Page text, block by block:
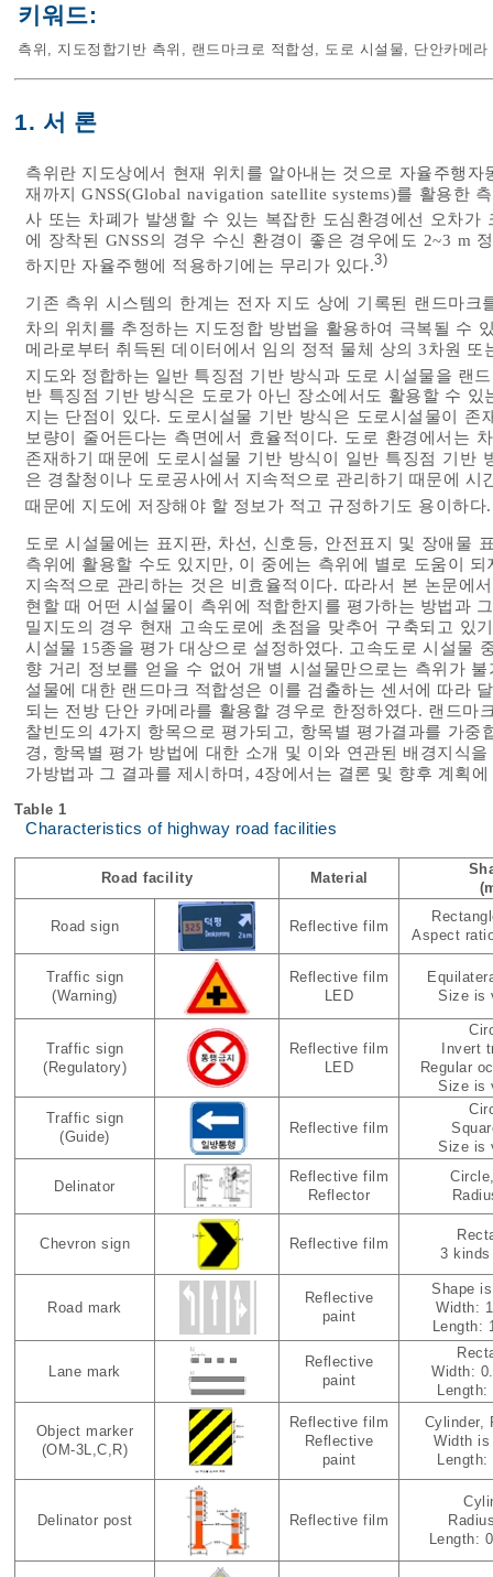
키워드:
측위 , 지도정합기반 측위 , 랜드마크로 적합성 , 도로 시설물, 단안카메라
1. 서 론
측위란 지도상에서 현재 위치를 알아내는 것으로 자율주행
재까지 GNSS(Global navigation satellite systems)를 활용한
사 또는 차폐가 발생할 수 있는 복잡한 도심환경에선 오차가
에 장착된 GNSS의 경우 수신 환경이 좋은 경우에도 2~3 m
하지만 자율주행에 적용하기에는 무리가 있다.3)
기존 측위 시스템의 한계는 전자 지도 상에 기록된 랜드마
차의 위치를 추정하는 지도정합 방법을 활용하여 극복될 수
메라로부터 취득된 데이터에서 임의 정적 물체 상의 3차원
지도와 정합하는 일반 특징점 기반 방식과 도로 시설물을 랜
반 특징점 기반 방식은 도로가 아닌 장소에서도 활용할 수
지는 단점이 있다. 도로시설물 기반 방식은 도로시설물이
보량이 줄어든다는 측면에서 효율적이다. 도로 환경에서는
존재하기 때문에 도로시설물 기반 방식이 일반 특징점 기반
은 경찰청이나 도로공사에서 지속적으로 관리하기 때문에
때문에 지도에 저장해야 할 정보가 적고 규정하기도 용이하다.
도로 시설물에는 표지판, 차선, 신호등, 안전표지 및 장애물
측위에 활용할 수도 있지만, 이 중에는 측위에 별로 도움이
지속적으로 관리하는 것은 비효율적이다. 따라서 본 논문에
현할 때 어떤 시설물이 측위에 적합한지를 평가하는 방법과
밀지도의 경우 현재 고속도로에 초점을 맞추어 구축되고 있
시설물 15종을 평가 대상으로 설정하였다. 고속도로 시설물
향 거리 정보를 얻을 수 없어 개별 시설물만으로는 측위가
설물에 대한 랜드마크 적합성은 이를 검출하는 센서에 따라
되는 전방 단안 카메라를 활용할 경우로 한정하였다. 랜드마
찰빈도의 4가지 항목으로 평가되고, 항목별 평가결과를 가
경, 항목별 평가 방법에 대한 소개 및 이와 연관된 배경지식
가방법과 그 결과를 제시하며, 4장에서는 결론 및 향후 계획
Table 1
Characteristics of highway road facilities
Road facility Material
Road sign Reflective film
Aspect
Traffic sign
(Warning)
Reflective film
LED
Size is
Traffic sign
(Regulatory)
Reflective film
LED
Invert
Regular
Size is
Traffic sign
(Guide)
Reflective film
Size is
Delinator
Reflective film
Reflector
Chevron sign Reflective film
3
Road mark
Reflective
paint
Shape
Width:
Length:
Lane mark
Reflective
paint
Width:
Object marker
(OM-3L,C,R)
Reflective film
Reflective
paint
Cylinder,
Width
Delinator post Reflective film
Length: